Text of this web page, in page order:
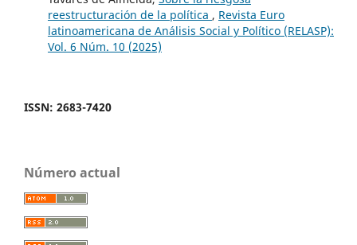
reestructuración de la política , Revista Euro
latinoamericana de Análisis Social y Político (RELASP):
Vol. 6 Núm. 10 (2025)
ISSN: 2683-7420
Número actual